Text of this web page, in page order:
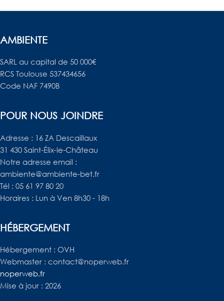
AMBIENTE
SARL au capital de 50 000€
RCS Toulouse 537434656
Code NAF 7490B
POUR NOUS JOINDRE
Adresse : 16 ZA Descaillaux
31 430 Saint-Élix-le-Château
Notre adresse email :
ambiente@ambiente-bet.fr
Tél : 05 61 97 80 20
Horaires : Lun à Ven 8h30 - 18h
HÉBERGEMENT
Hébergement : OVH
Webmaster : contact@noperweb.fr
noperweb.fr
Mise à jour : 2026